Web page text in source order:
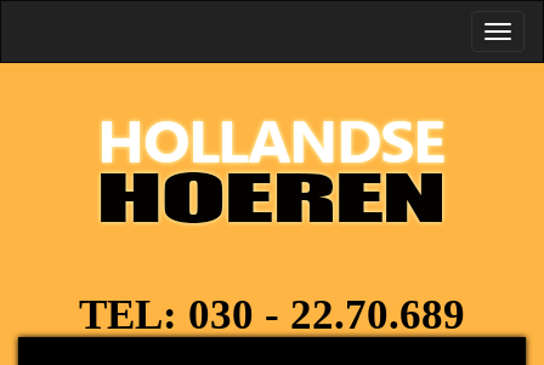
TEL: 030 - 22.70.689